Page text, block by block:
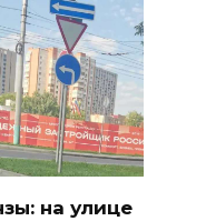
на улице